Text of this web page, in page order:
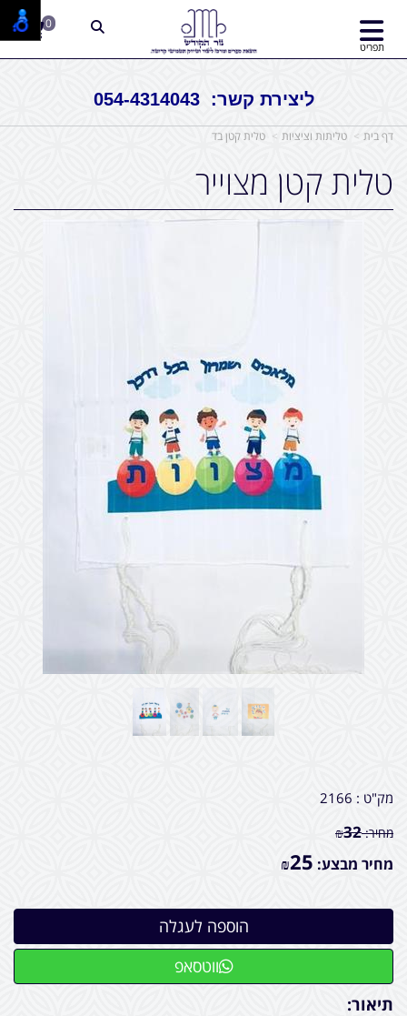
ליצירת קשר: 054-4314043
תפריט
0
דף בית טליתות וציציות טלית קטן בד
טלית קטן מצוייר
מק"ט : 2166
מחיר: ₪32
מחיר מבצע: ₪25
ווטסאפ
תיאור: